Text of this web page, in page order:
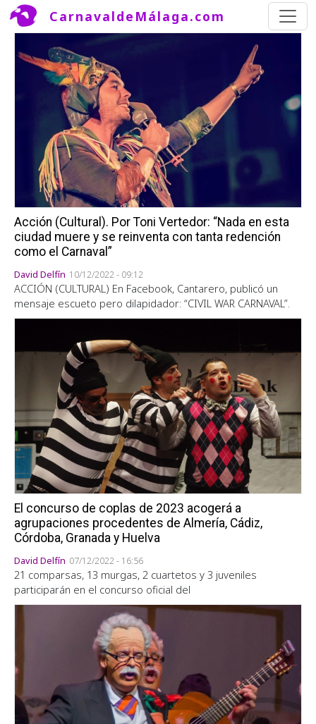
Pasar al contenido principal
CarnavaldeMálaga.com
Acción (Cultural). Por Toni Vertedor: “Nada en esta
ciudad muere y se reinventa con tanta redención
como el Carnaval”
David Delfín 10/12/2022 - 09:12
ACCIÓN (CULTURAL) En Facebook, Cantarero, publicó un
mensaje escueto pero dilapidador: “CIVIL WAR CARNAVAL”.
El concurso de coplas de 2023 acogerá a
agrupaciones procedentes de Almería, Cádiz,
Córdoba, Granada y Huelva
David Delfín 07/12/2022 - 16:56
21 comparsas, 13 murgas, 2 cuartetos y 3 juveniles
participarán en el concurso oficial del